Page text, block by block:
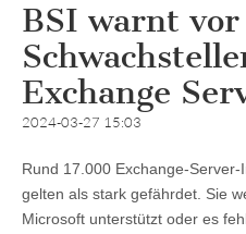
BSI warnt
Exchange
2024-03-27 15:03
Rund 17.000 Exchange-
gelten als stark gefährdet. Sie
Microsoft unterstützt oder es